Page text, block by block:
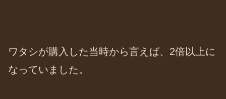
ワタシが購入した当時から言えば、2倍以上に
なっていました。